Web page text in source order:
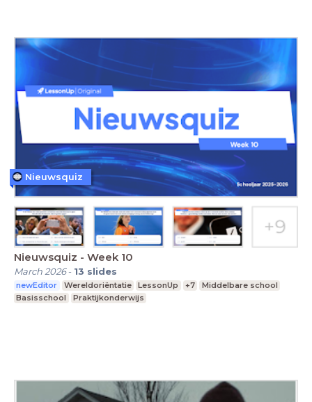
Nieuwsquiz - Week 10
March 2026- 13 slides
newEditor Wereldoriëntatie LessonUp +7
Middelbare school
Basisschool
Praktijkonderwijs
Nieuwsquiz